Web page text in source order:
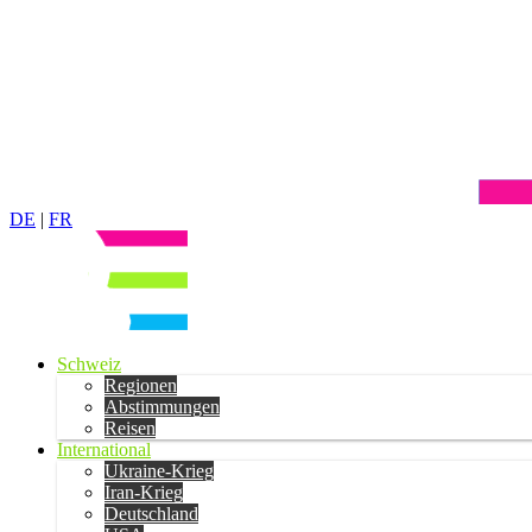
DE | FR
Schweiz
Regionen
Abstimmungen
Reisen
International
Ukraine-Krieg
Iran-Krieg
Deutschland